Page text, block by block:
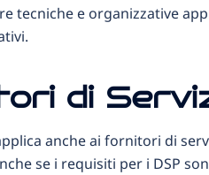
tecniche e organizzative
di
anche ai fornitori di
se i requisiti per i DSP